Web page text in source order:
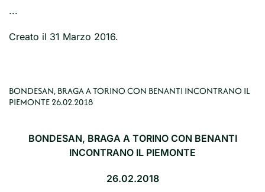
...
Creato il 31 Marzo 2016.
BONDESAN, BRAGA A TORINO CON BENANTI INCONTRANO IL
PIEMONTE 26.02.2018
BONDESAN, BRAGA A TORINO CON BENANTI
INCONTRANO IL PIEMONTE
26.02.2018